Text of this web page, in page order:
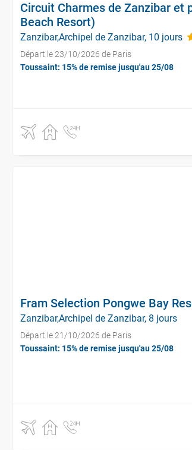
Circuit Charmes de Zanzibar et
Beach Resort)
Zanzibar,Archipel de Zanzibar, 10 jours
Départ le 23/10/2026 de Paris
Toussaint: 15% de remise jusqu'au 25/08
Fram Selection Pongwe Bay
Zanzibar,Archipel de Zanzibar, 8 jours
Départ le 21/10/2026 de Paris
Toussaint: 15% de remise jusqu'au 25/08